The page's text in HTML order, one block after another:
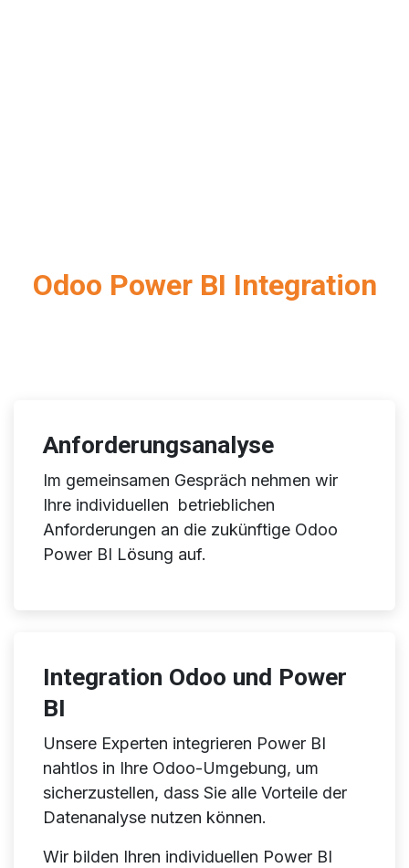
Odoo Power BI Integration
Anforderungsanalyse
Im gemeinsamen Gespräch nehmen wir
Ihre individuellen betrieblichen
Anforderungen an die zukünftige Odoo
Power BI Lösung auf.
Integration Odoo und Power
BI
Unsere Experten integrieren Power BI
nahtlos in Ihre Odoo-Umgebung, um
sicherzustellen, dass Sie alle Vorteile der
Datenanalyse nutzen können.
Wir bilden Ihren individuellen Power BI